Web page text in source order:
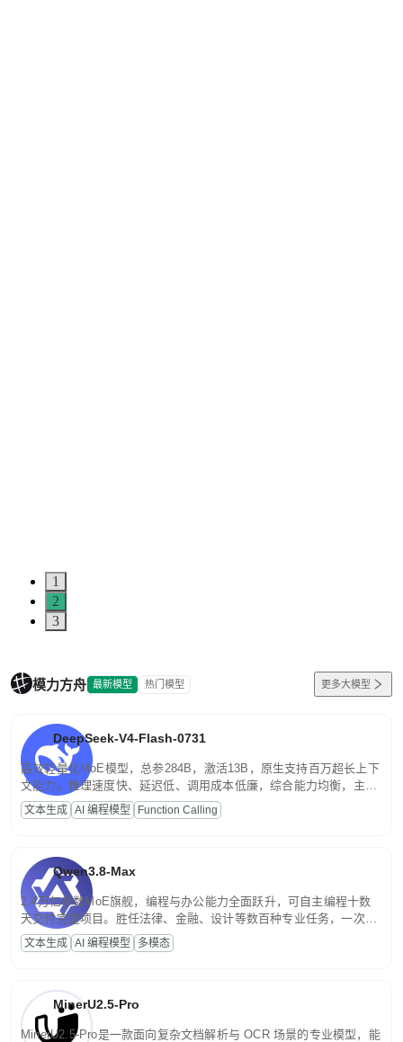
1
2
3
模力方舟 最新模型 热门模型 更多大模型
DeepSeek-V4-Flash-0731
高效轻量化MoE模型，总参284B，激活13B，原生支持百万超长上下
文能力。推理速度快、延迟低、调用成本低廉，综合能力均衡，主打
高并发、轻量化任务，适合日常对话、内容创作、基础 RAG、批量
文案处理等普惠刚需场景。
文本生成 AI 编程模型 Function Calling
Qwen3.8-Max
2.4万亿参数MoE旗舰，编程与办公能力全面跃升，可自主编程十数
天交付完整项目。胜任法律、金融、设计等数百种专业任务，一次对
话端到端交付生产级成果。原生视觉理解贯穿规划、执行与验证全流
程，支持超长文档与长视频的深度语义解析。长程任务中自主规划与
文本生成 AI 编程模型 多模态
MinerU2.5-Pro
MinerU2.5-Pro是一款面向复杂文档解析与 OCR 场景的专业模型，能